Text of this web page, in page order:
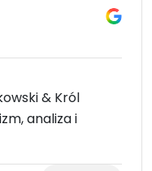
& Król
analiza i